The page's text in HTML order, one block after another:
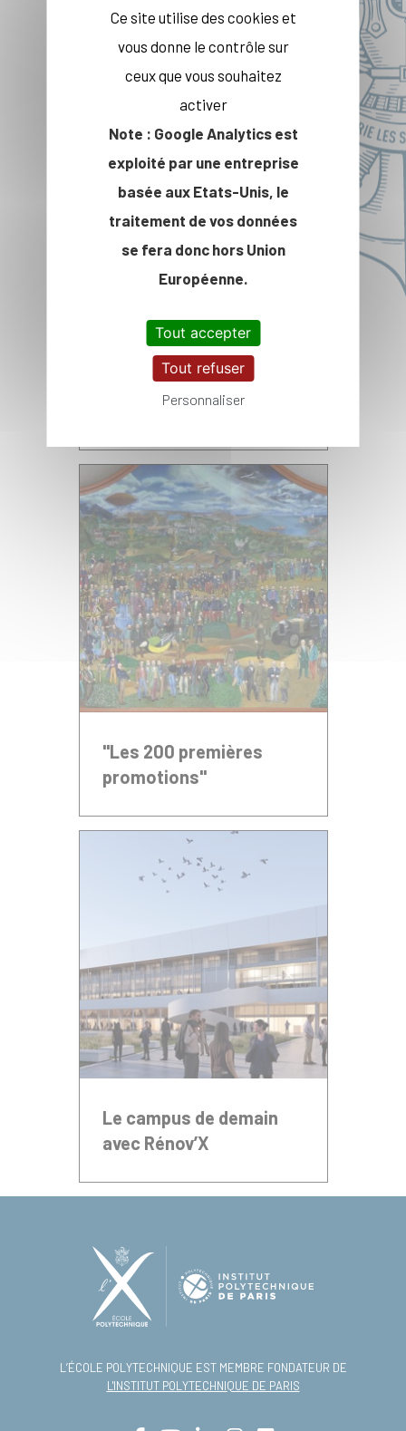
Sciences et la Gloire »
Les Grands donateurs et
les entreprises
mécènes
"Les 200 premières
promotions"
Le campus de demain
avec Rénov’X
L’ÉCOLE POLYTECHNIQUE EST MEMBRE FONDATEUR DE
L'INSTITUT POLYTECHNIQUE DE PARIS
Ce site utilise des cookies et
vous donne le contrôle sur
ceux que vous souhaitez
activer
Note : Google Analytics est
exploité par une entreprise
basée aux Etats-Unis, le
traitement de vos données
se fera donc hors Union
Européenne.
Tout accepter
Tout refuser
Personnaliser